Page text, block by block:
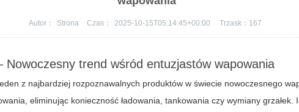
Autor： Strona Czas： 2025-10-15T05:14:45+00:00 Trzask： 167
Nowoczesny trend wśród entuzjastów wapowania
z najbardziej rozpoznawalnych produktów w świecie nowoczesnego
eliminując konieczność ładowania, tankowania czy wymiany